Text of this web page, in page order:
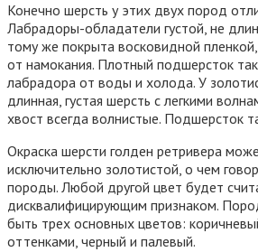
Конечно шерсть у этих двух пород
Лабрадоры-обладатели густой, не
тому же покрыта восковидной
от намокания. Плотный подшерсток
лабрадора от воды и холода. У
длинная, густая шерсть с легкими
хвост всегда волнистые. Подшерсток
Окраска шерсти голден ретривера
исключительно золотистой, о чем
породы. Любой другой цвет будет
дисквалифицирующим признаком.
быть трех основных цветов:
оттенками, черный и палевый.